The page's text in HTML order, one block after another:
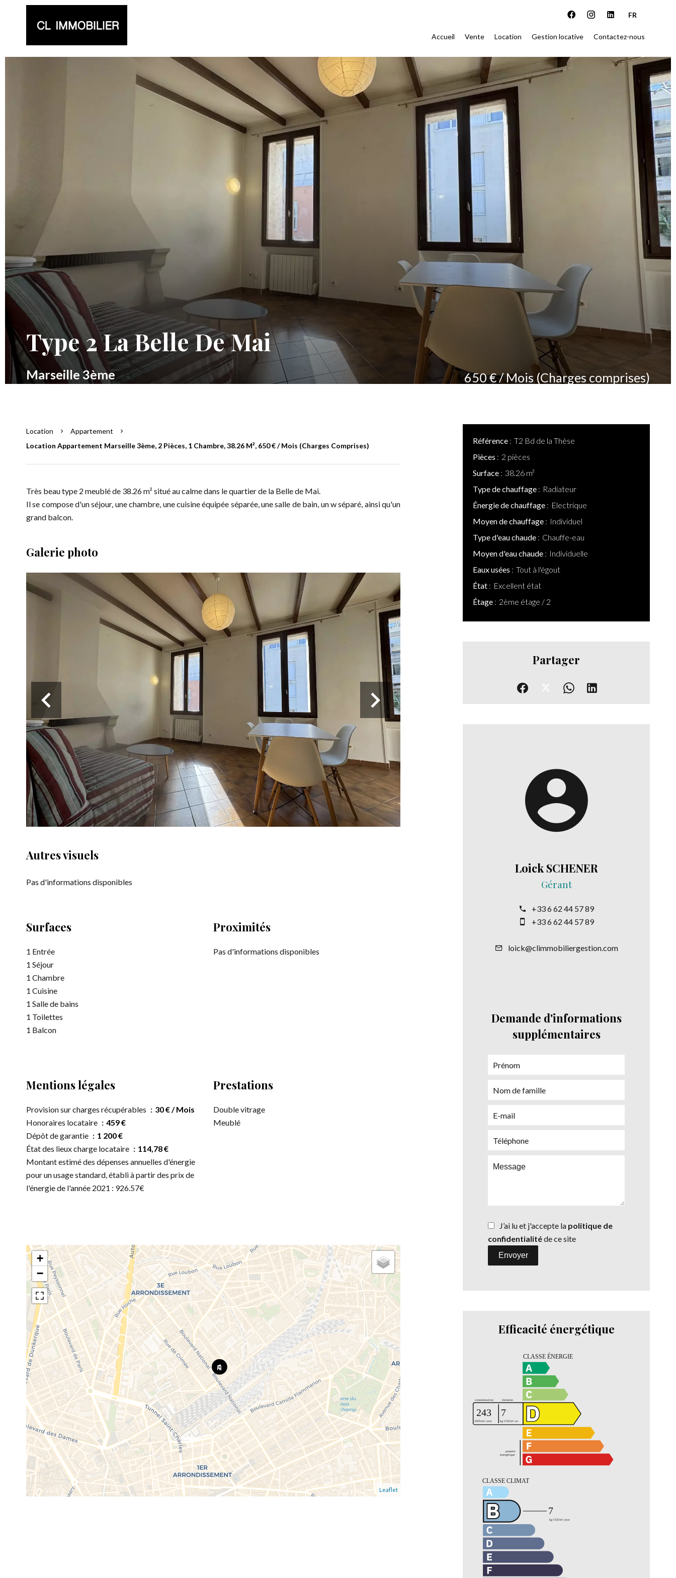
FR
Accueil Vente Location Gestion locative Contactez-nous
Type 2 La Belle De Mai
Marseille 3ème 650 € / Mois (Charges comprises)
Location
Appartement
Location Appartement Marseille 3ème, 2 Pièces, 1 Chambre, 38.26 M², 650 € / Mois (Charges Comprises)
Très beau type 2 meublé de 38.26 m² situé au calme dans le quartier de la Belle de Mai.
Il se compose d'un séjour, une chambre, une cuisine équipée séparée, une salle de bain, un w séparé, ainsi qu'un
grand balcon.
Galerie photo
Autres visuels
Pas d'informations disponibles
Surfaces
1 Entrée
1 Séjour
1 Chambre
1 Cuisine
1 Salle de bains
1 Toilettes
1 Balcon
Proximités
Pas d'informations disponibles
Mentions légales
Provision sur charges récupérables
30 € / Mois
Honoraires locataire
459 €
Dépôt de garantie
1 200 €
État des lieux charge locataire
114,78 €
Montant estimé des dépenses annuelles d'énergie
pour un usage standard, établi à partir des prix de
l'énergie de l'année 2021 : 926.57€
Prestations
Double vitrage
Meublé
+
−
Leaflet
Référence
T2 Bd de la Thèse
Pièces
2 pièces
Surface
38.26 m²
Type de chauffage
Radiateur
Énergie de chauffage
Electrique
Moyen de chauffage
Individuel
Type d'eau chaude
Chauffe-eau
Moyen d'eau chaude
Individuelle
Eaux usées
Tout à l'égout
État
Excellent état
Étage
2ème étage / 2
Partager
Loick SCHENER
Gérant
+33 6 62 44 57 89
+33 6 62 44 57 89
loick@climmobiliergestion.com
Demande d'informations
supplémentaires
J’ai lu et j'accepte la politique de
confidentialitéde ce site
Envoyer
Efficacité énergétique